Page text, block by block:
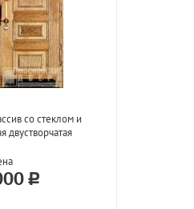
со стеклом и
двустворчатая